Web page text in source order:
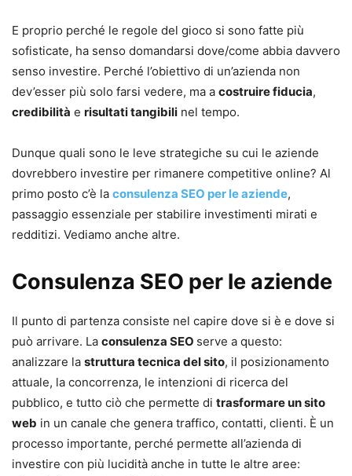
E proprio perché le regole del gioco si sono fatte più
sofisticate, ha senso domandarsi dove/come abbia davvero
senso investire. Perché l’obiettivo di un’azienda non
dev’esser più solo farsi vedere, ma a costruire fiducia,
credibilità e risultati tangibili nel tempo.
Dunque quali sono le leve strategiche su cui le aziende
dovrebbero investire per rimanere competitive online? Al
primo posto c’è la consulenza SEO per le aziende,
passaggio essenziale per stabilire investimenti mirati e
redditizi. Vediamo anche altre.
Consulenza SEO per le aziende
Il punto di partenza consiste nel capire dove si è e dove si
può arrivare. La consulenza SEO serve a questo:
analizzare la struttura tecnica del sito, il posizionamento
attuale, la concorrenza, le intenzioni di ricerca del
pubblico, e tutto ciò che permette di trasformare un sito
web in un canale che genera traffico, contatti, clienti. È un
processo importante, perché permette all’azienda di
investire con più lucidità anche in tutte le altre aree: